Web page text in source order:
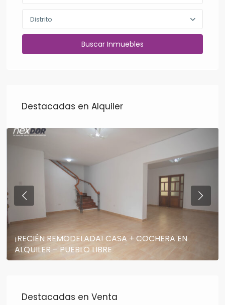
Distrito
Destacadas en Alquiler
¡RECIÉN REMODELADA! CASA + COCHERA EN
ALQUILER – PUEBLO LIBRE
Destacadas en Venta